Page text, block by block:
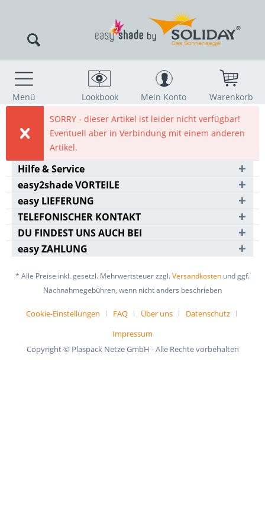
Menü Lookbook Mein Konto
Warenkorb
SORRY - dieser Artikel ist leider nicht verfügbar!
Eventuell aber in Verbindung mit einem anderen
Artikel.
Hilfe & Service
easy2shade VORTEILE
easy LIEFERUNG
TELEFONISCHER KONTAKT
DU FINDEST UNS AUCH BEI
easy ZAHLUNG
* Alle Preise inkl. gesetzl. Mehrwertsteuer zzgl.Versandkosten und ggf.
Nachnahmegebühren, wenn nicht anders beschrieben
Cookie-Einstellungen FAQ Über uns
Datenschutz
Impressum
Copyright © Plaspack Netze GmbH - Alle Rechte vorbehalten